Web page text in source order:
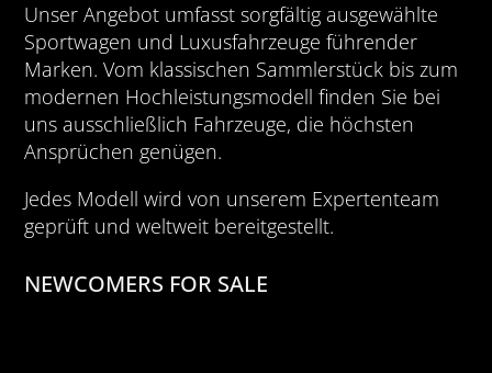
Unser Angebot umfasst sorgfältig ausgewählte
Sportwagen und Luxusfahrzeuge führender
Marken. Vom klassischen Sammlerstück bis zum
modernen Hochleistungsmodell finden Sie bei
uns ausschließlich Fahrzeuge, die höchsten
Ansprüchen genügen.
Jedes Modell wird von unserem Expertenteam
geprüft und weltweit bereitgestellt.
NEWCOMERS FOR SALE